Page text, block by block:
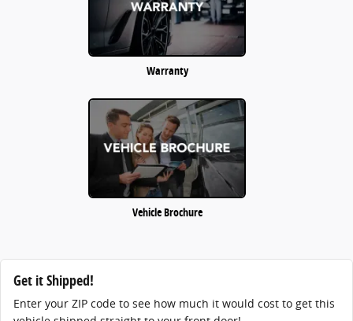
Warranty
Vehicle Brochure
Get it Shipped!
Enter your ZIP code to see how much it would cost to get this